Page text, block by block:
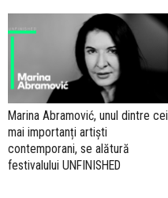
Marina Abramović, unul dintre cei
mai importanți artiști
contemporani, se alătură
festivalului UNFINISHED